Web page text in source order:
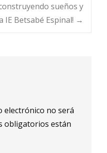
sueños y
IE Betsabé Espinal! →
electrónico no será
obligatorios están